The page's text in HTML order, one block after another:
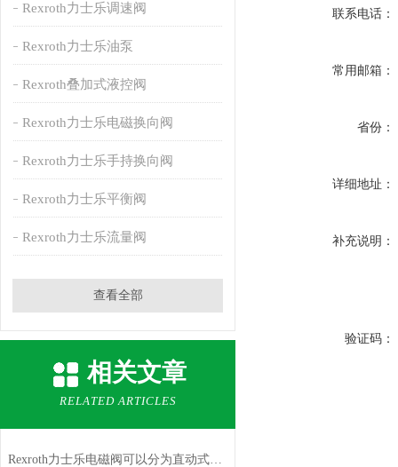
Rexroth力士乐调速阀
Rexroth力士乐油泵
Rexroth叠加式液控阀
Rexroth力士乐电磁换向阀
Rexroth力士乐手持换向阀
Rexroth力士乐平衡阀
Rexroth力士乐流量阀
查看全部
相关文章
RELATED ARTICLES
Rexroth力士乐电磁阀可以分为直动式和间接式两种类型
联系电话：
常用邮箱：
省份：
详细地址：
补充说明：
验证码：